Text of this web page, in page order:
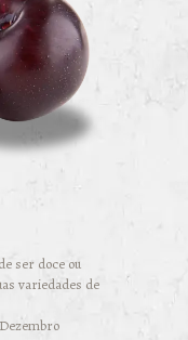
ser doce ou
variedades de